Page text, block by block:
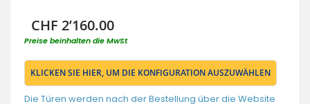
CHF 2’160.00
Preise beinhalten die MwSt
KLICKEN SIE HIER, UM DIE KONFIGURATION AUSZUWÄHLEN
Die Türen werden nach der Bestellung über die Website